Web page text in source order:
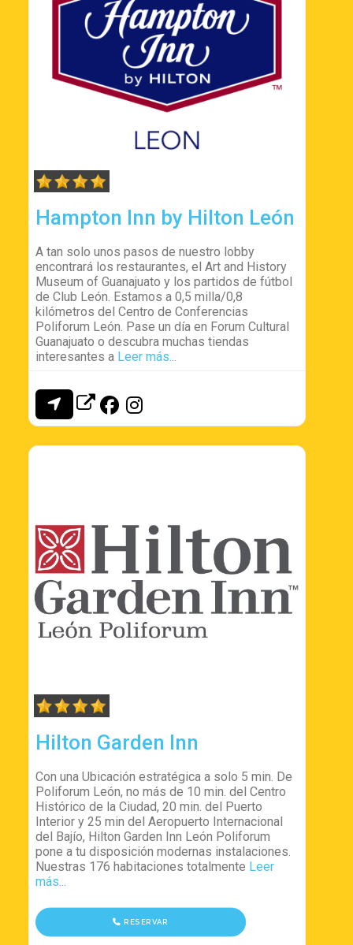
Hampton Inn by Hilton León
A tan solo unos pasos de nuestro lobby
encontrará los restaurantes, el Art and History
Museum of Guanajuato y los partidos de fútbol
de Club León. Estamos a 0,5 milla/0,8
kilómetros del Centro de Conferencias
Poliforum León. Pase un día en Forum Cultural
Guanajuato o descubra muchas tiendas
interesantes a Leer más...
Hilton Garden Inn
Con una Ubicación estratégica a solo 5 min. De
Poliforum León, no más de 10 min. del Centro
Histórico de la Ciudad, 20 min. del Puerto
Interior y 25 min del Aeropuerto Internacional
del Bajío, Hilton Garden Inn León Poliforum
pone a tu disposición modernas instalaciones.
Nuestras 176 habitaciones totalmente Leer
más...
RESERVAR